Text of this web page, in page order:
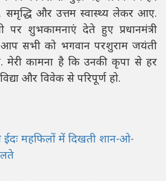
और उत्तम स्वास्थ्य लेकर आए.
पर शुभकामनाएं देते हुए प्रधानमंत्री
सभी को भगवान परशुराम जयंती
मेरी कामना है कि उनकी कृपा से हर
और विवेक से परिपूर्ण हो.
ईदः महफिलों में दिखती शान-ओ-